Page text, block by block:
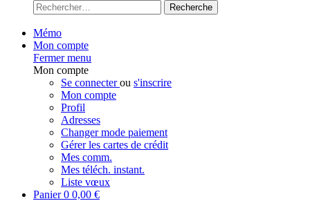
Recherche
Mémo
Mon compte
Fermer menu
Mon compte
Se connecterou s'inscrire
Mon compte
Profil
Adresses
Changer mode paiement
Gérer les cartes de crédit
Mes comm.
Mes téléch. instant.
Liste vœux
Panier0 0,00 €